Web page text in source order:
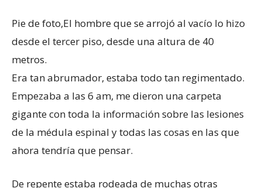
Pie de foto,El hombre que se arrojó al vacío lo hizo
desde el tercer piso, desde una altura de 40
metros.
Era tan abrumador, estaba todo tan regimentado.
Empezaba a las 6 am, me dieron una carpeta
gigante con toda la información sobre las lesiones
de la médula espinal y todas las cosas en las que
ahora tendría que pensar.
De repente estaba rodeada de muchas otras